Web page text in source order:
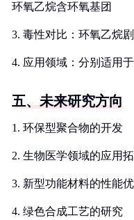
环氧乙烷含环氧基团
3. 毒性对比：环氧乙烷
4. 应用领域：分别适用
五、未来研究方向
1. 环保型聚合物的开发
2. 生物医学领域的应用
3. 新型功能材料的性能
4. 绿色合成工艺的研究